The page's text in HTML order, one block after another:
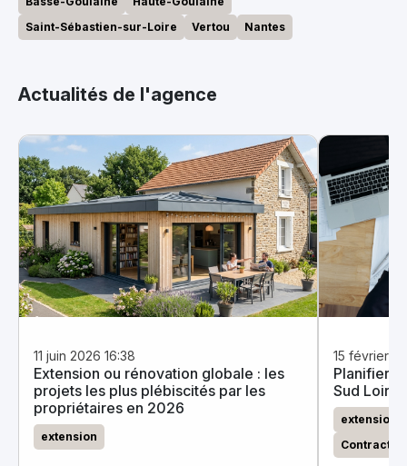
Saint-Sébastien-sur-Loire
Vertou Nantes
Actualités de l'agence
11 juin 2026 16:38
Extension ou rénovation globale : les
projets les plus plébiscités par les
propriétaires en 2026
extension
15 février
Planifier
Sud Loire
extension